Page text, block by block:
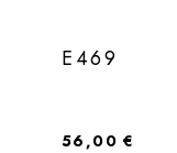
E469
Regulärer Preis:
56,00 €